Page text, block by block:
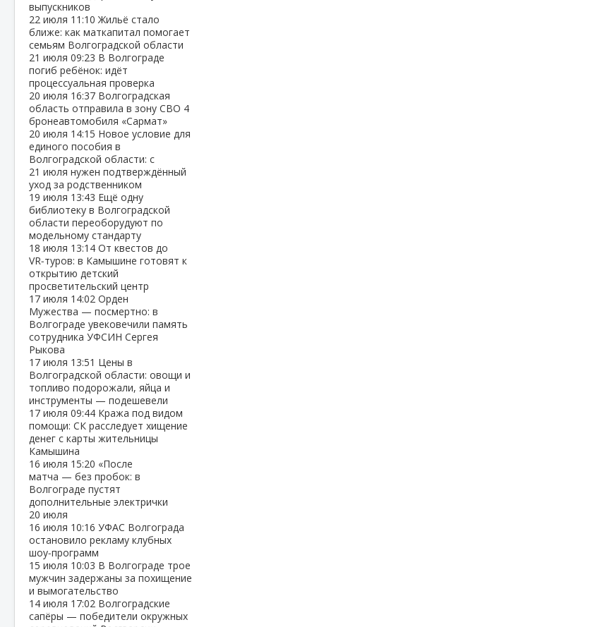
выпускников
22 июля 11:10Жильё стало
ближе: как маткапитал помогает
семьям Волгоградской области
21 июля 09:23 В Волгограде
погиб ребёнок: идёт
процессуальная проверка
20 июля 16:37 Волгоградская
область отправила в зону СВО 4
бронеавтомобиля «Сармат»
20 июля 14:15 Новое условие для
единого пособия в
Волгоградской области: с
21 июля нужен подтверждённый
уход за родственником
19 июля 13:43 Ещё одну
библиотеку в Волгоградской
области переоборудуют по
модельному стандарту
18 июля 13:14 От квестов до
VR‑туров: в Камышине готовят к
открытию детский
просветительский центр
17 июля 14:02 Орден
Мужества — посмертно: в
Волгограде увековечили память
сотрудника УФСИН Сергея
Рыкова
17 июля 13:51 Цены в
Волгоградской области: овощи и
топливо подорожали, яйца и
инструменты — подешевели
17 июля 09:44 Кража под видом
помощи: СК расследует хищение
денег с карты жительницы
Камышина
16 июля 15:20 «После
матча — без пробок: в
Волгограде пустят
дополнительные электрички
20 июля
16 июля 10:16 УФАС Волгограда
остановило рекламу клубных
шоу‑программ
15 июля 10:03 В Волгограде трое
мужчин задержаны за похищение
и вымогательство
14 июля 17:02 Волгоградские
сапёры — победители окружных